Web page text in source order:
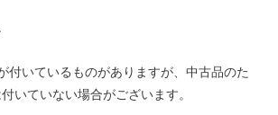
付いているものがありますが、中古品のた
いていない場合がございます。